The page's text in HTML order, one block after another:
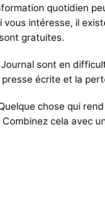
quotidien
intéresse, il
gratuites.
sont en
écrite et la
chose qui
cela avec